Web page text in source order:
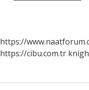
https://
https://cibu.com.tr